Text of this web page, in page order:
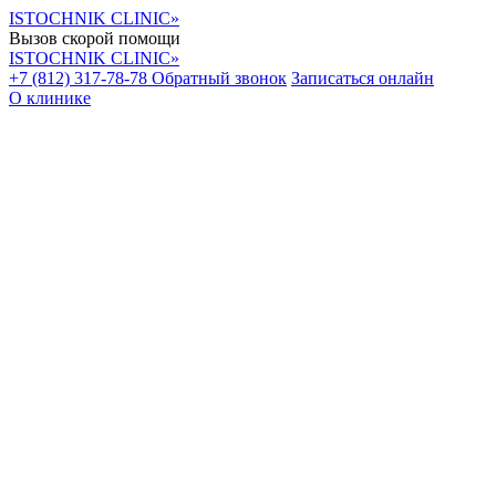
ISTOCHNIK CLINIC»
Вызов скорой помощи
ISTOCHNIK CLINIC»
+7 (812) 317-78-78 Обратный звонок Записаться онлайн
О клинике